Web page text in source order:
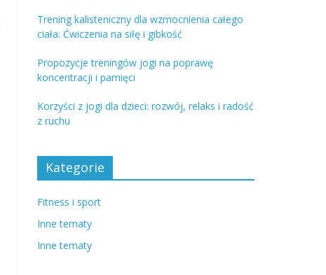
Trening kalisteniczny dla wzmocnienia całego
ciała: Ćwiczenia na siłę i gibkość
Propozycje treningów jogi na poprawę
koncentracji i pamięci
Korzyści z jogi dla dzieci: rozwój, relaks i radość
z ruchu
Kategorie
Fitness i sport
Inne tematy
Inne tematy